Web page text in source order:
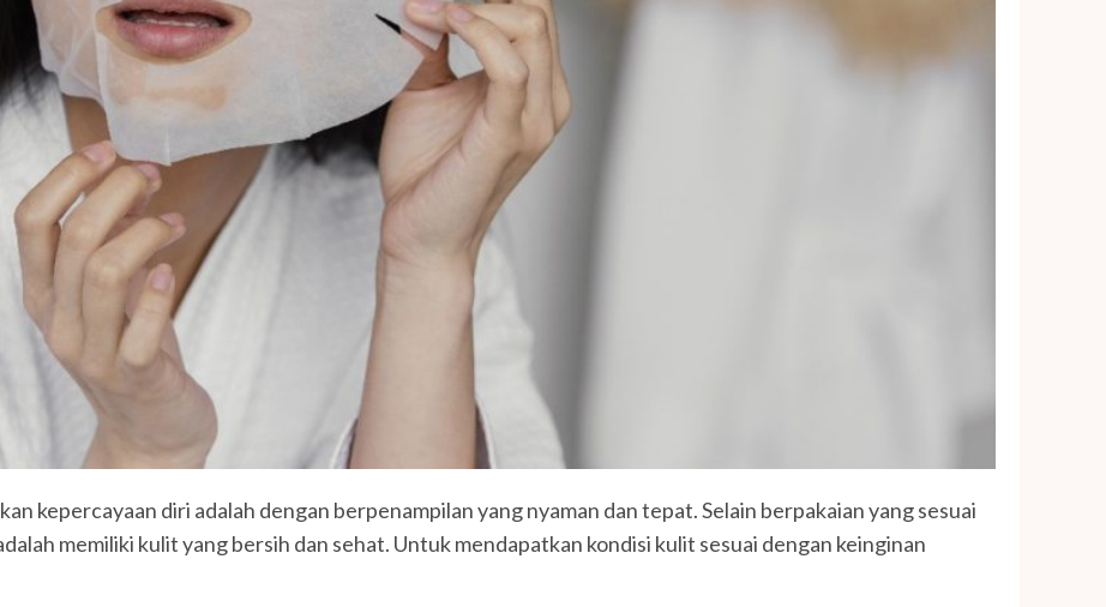
kepercayaan diri adalah dengan berpenampilan yang nyaman dan tepat. Selain berpakaian yang sesuai
memiliki kulit yang bersih dan sehat. Untuk mendapatkan kondisi kulit sesuai dengan keinginan